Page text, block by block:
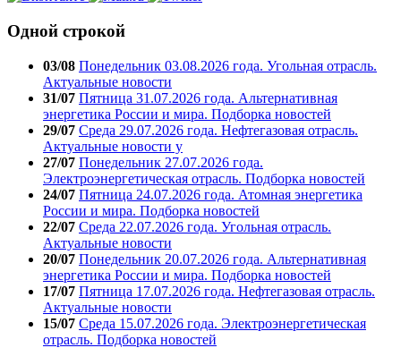
Одной строкой
03/08 Понедельник 03.08.2026 года. Угольная отрасль.
Актуальные новости
31/07 Пятница 31.07.2026 года. Альтернативная
энергетика России и мира. Подборка новостей
29/07 Среда 29.07.2026 года. Нефтегазовая отрасль.
Актуальные новости у
27/07 Понедельник 27.07.2026 года.
Электроэнергетическая отрасль. Подборка новостей
24/07 Пятница 24.07.2026 года. Атомная энергетика
России и мира. Подборка новостей
22/07 Среда 22.07.2026 года. Угольная отрасль.
Актуальные новости
20/07 Понедельник 20.07.2026 года. Альтернативная
энергетика России и мира. Подборка новостей
17/07 Пятница 17.07.2026 года. Нефтегазовая отрасль.
Актуальные новости
15/07 Среда 15.07.2026 года. Электроэнергетическая
отрасль. Подборка новостей